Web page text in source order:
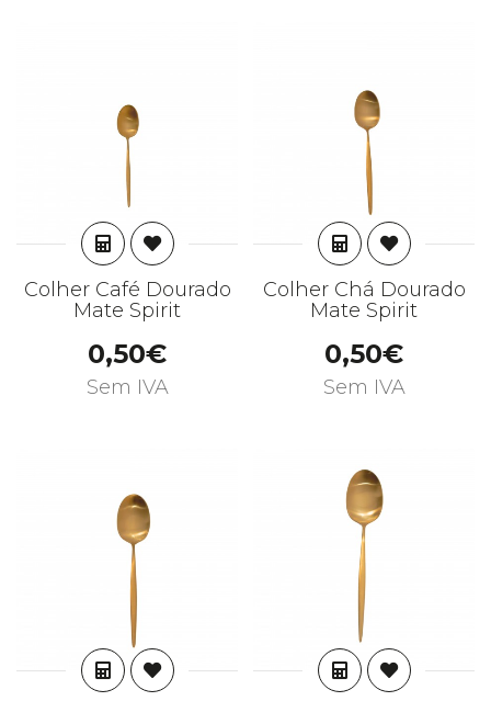
ADICIONAR
Colher Café Dourado
Mate Spirit
0,50€
Sem IVA
ADICIONAR
Colher Chá Dourado
Mate Spirit
0,50€
Sem IVA
ADICIONAR
ADICIONAR